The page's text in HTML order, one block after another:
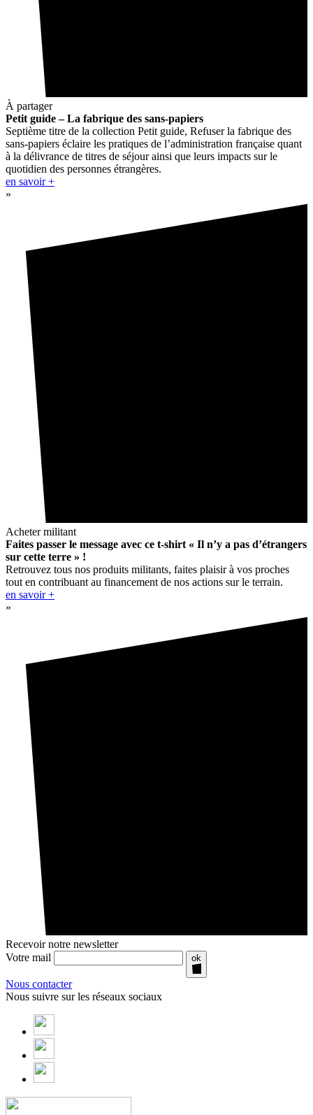
À partager
Petit guide – La fabrique des sans-papiers
Septième titre de la collection Petit guide, Refuser la fabrique des
sans-papiers éclaire les pratiques de l’administration française quant
à la délivrance de titres de séjour ainsi que leurs impacts sur le
quotidien des personnes étrangères.
en savoir +
»
Acheter militant
Faites passer le message avec ce t-shirt « Il n’y a pas d’étrangers
sur cette terre » !
Retrouvez tous nos produits militants, faites plaisir à vos proches
tout en contribuant au financement de nos actions sur le terrain.
en savoir +
»
Recevoir notre newsletter
Votre mail
ok
Nous contacter
Nous suivre sur les réseaux sociaux